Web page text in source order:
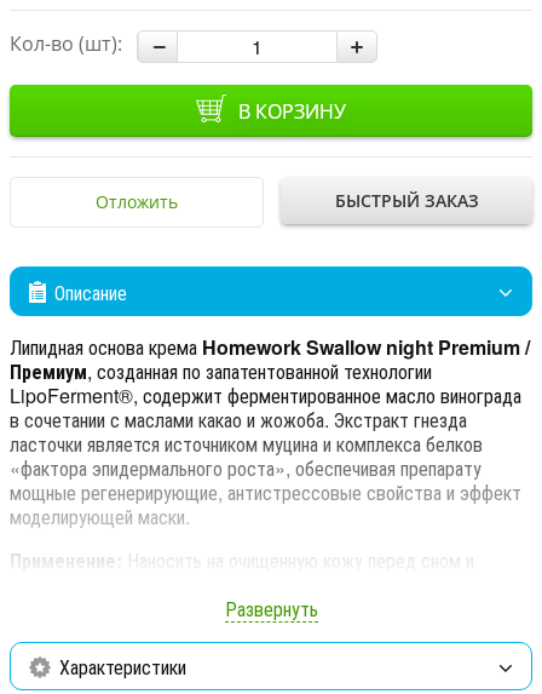
Кол-во (шт):
В КОРЗИНУ
Отложить БЫСТРЫЙ ЗАКАЗ
Описание
Липидная основа крема Homework Swallow night Premium /
Премиум, созданная по запатентованной технологии
LipoFerment®, содержит ферментированное масло винограда
в сочетании с маслами какао и жожоба. Экстракт гнезда
ласточки является источником муцина и комплекса белков
«фактора эпидермального роста», обеспечивая препарату
мощные регенерирующие, антистрессовые свойства и эффект
моделирующей маски.
Применение: Наносить на очищенную кожу перед сном и
Aqua/Water, Caprylic/Capric Triglyceride, Glycerin,
Dimethicone (and) Dimethicone/Vinyl Dimethicone
Crosspolymer, Steareth-2, Candida
Развернуть
Характеристики